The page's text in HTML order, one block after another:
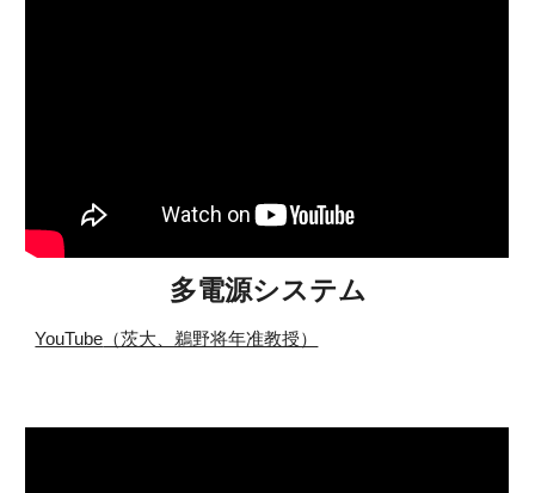
多電源システム
YouTube （茨大、鵜野将年准教授）